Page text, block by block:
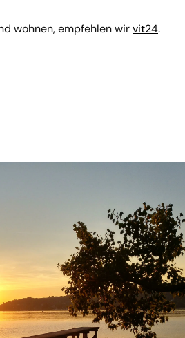
wohnen, empfehlen wirvit24.